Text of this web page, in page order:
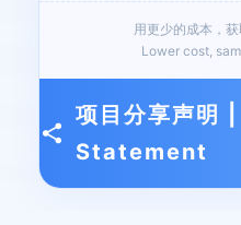
用更少的成本，获
Lower cost,
项目分享声明
Statement